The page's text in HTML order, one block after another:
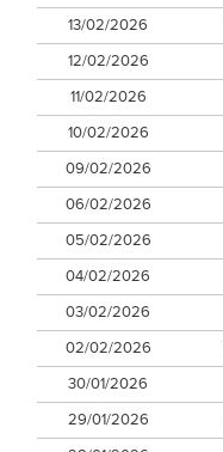
13/02/2026
12/02/2026
11/02/2026
10/02/2026
09/02/2026
06/02/2026
05/02/2026
04/02/2026
03/02/2026
02/02/2026
30/01/2026
29/01/2026